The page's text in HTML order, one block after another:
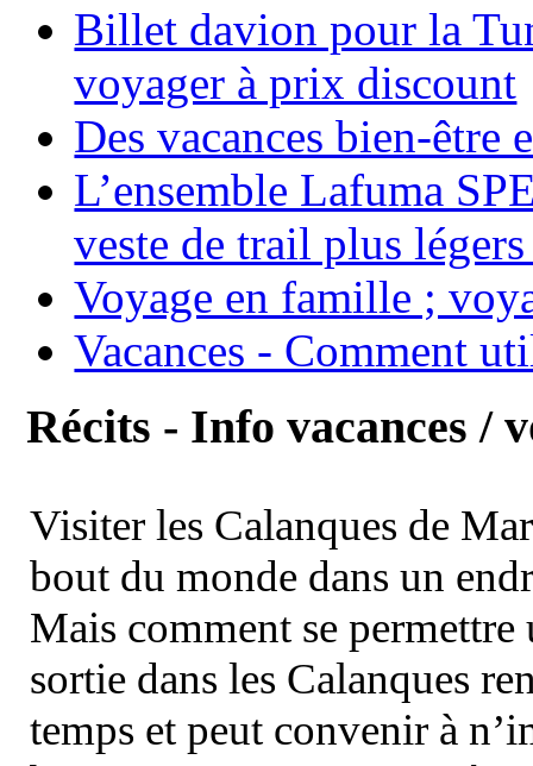
Billet davion pour la
voyager à prix discount
Des vacances bien-être
L’ensemble Lafuma
veste de trail plus
Voyage en famille ;
Vacances - Comment
Récits - Info vacances /
Visiter les Calanques de
bout du monde dans un
Mais comment se permettre
sortie dans les Calanques
temps et peut convenir à